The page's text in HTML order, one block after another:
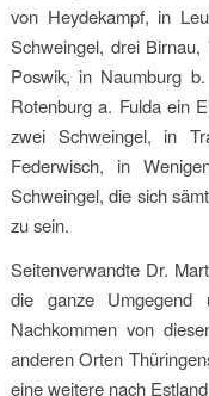
von Heydekampf, in
Schweingel, drei
Poswik, in Naumburg
Rotenburg a. Fulda ein
zwei Schweingel, in
Federwisch, in
Schweingel, die sich
zu sein.
Seitenverwandte Dr.
die ganze Umgegend
Nachkommen von
anderen Orten
eine weitere nach